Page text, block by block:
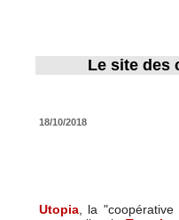
Le site des
18/10/2018
Utopia, la "coopérative